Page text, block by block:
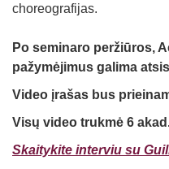
choreografijas.
Po seminaro peržiūros,
pažymėjimus galima
Video įrašas bus
Visų video trukmė 6
Skaitykite interviu su